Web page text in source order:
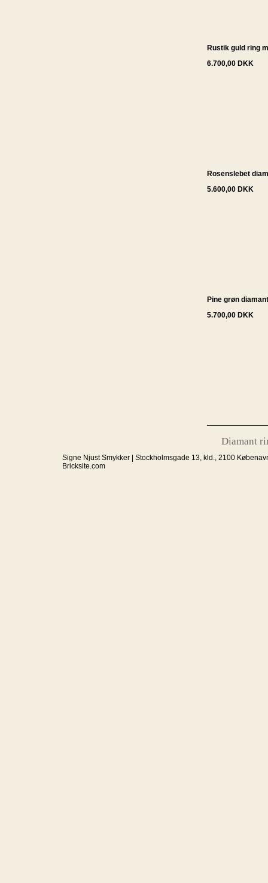
Rustik guld ring
6.700,00 DKK
Rosenslebet
5.600,00 DKK
Pine grøn
5.700,00 DKK
Diamant
Signe Njust Smykker | Stockholmsgade 13, kld., 2100
Bricksite.com